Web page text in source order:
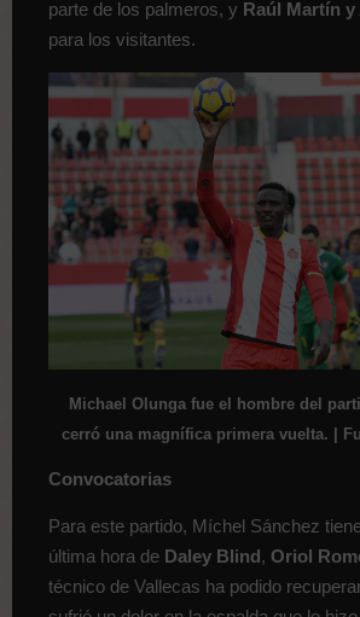
parte de los palmeros, y Raúl Martín
para los visitantes.
Michael Olunga fue el hombre del
cerró una magnífica primera vuelta. |
Convocatorias
Para este partido, Míchel Sánchez
última hora de Daley Blind , Oriol
técnico de Vallecas ha podido